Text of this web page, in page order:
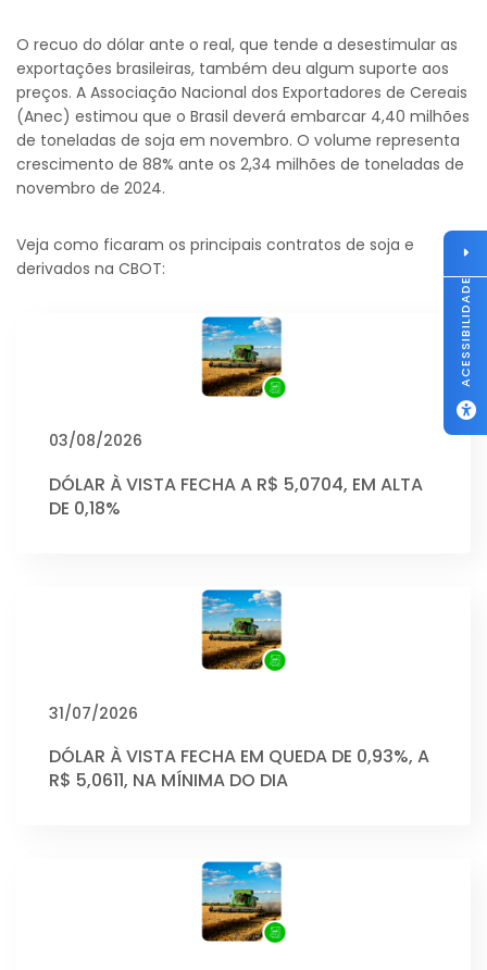
O recuo do dólar ante o real, que tende a desestimular as
exportações brasileiras, também deu algum suporte aos
preços. A Associação Nacional dos Exportadores de Cereais
(Anec) estimou que o Brasil deverá embarcar 4,40 milhões
de toneladas de soja em novembro. O volume representa
crescimento de 88% ante os 2,34 milhões de toneladas de
novembro de 2024.
Veja como ficaram os principais contratos de soja e
derivados na CBOT:
03/08/2026
DÓLAR À VISTA FECHA A R$ 5,0704, EM ALTA
DE 0,18%
31/07/2026
DÓLAR À VISTA FECHA EM QUEDA DE 0,93%, A
R$ 5,0611, NA MÍNIMA DO DIA
ACESSIBILIDADE